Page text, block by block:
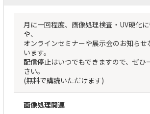
月に一回程度、画像処理検査・UV硬化
や、
オンラインセミナーや展示会のお知らせ
います。
配信停止はいつでもできますので、ぜひ
さい。
(無料で購読いただけます)
画像処理関連